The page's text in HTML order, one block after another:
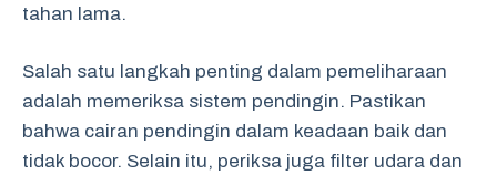
tahan lama.
Salah satu langkah penting dalam pemeliharaan
adalah memeriksa sistem pendingin. Pastikan
bahwa cairan pendingin dalam keadaan baik dan
tidak bocor. Selain itu, periksa juga filter udara dan